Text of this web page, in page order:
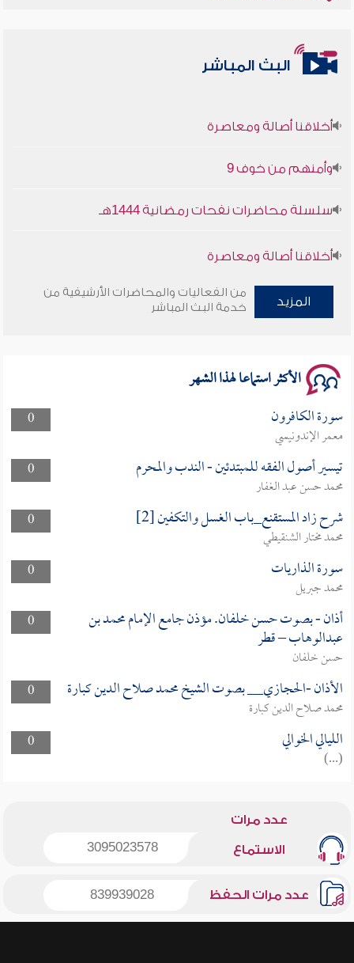
البث المباشر
أخلاقنا أصالة ومعاصرة
وأمنهم من خوف 9
أخلاقنا أصالة ومعاصرة
وأمنهم من خوف 9
المزيد
من الفعاليات والمحاضرات الأرشيفية من
خدمة البث المباشر
الأكثر استماعا لهذا الشهر
0 سورة الكافرون
معمر الإندونيسي
0
تيسير أصول الفقه للمبتدئين - الندب والمحرم
محمد حسن عبد الغفار
0
شرح زاد المستقنع_باب الغسل والتكفين [2]
محمد مختار الشنقيطي
0
سورة الذاريات
محمد جبريل
0
أذان - بصوت حسن خلفان. مؤذن جامع الإمام محمد بن
عبدالوهاب – قطر
حسن خلفان
0
الأذان -الحجازي__ بصوت الشيخ محمد صلاح الدين كبارة
محمد صلاح الدين كبارة
0
الليالي الخوالي
(...)
عدد مرات
الاستماع 3095023578
عدد مرات الحفظ 839939028